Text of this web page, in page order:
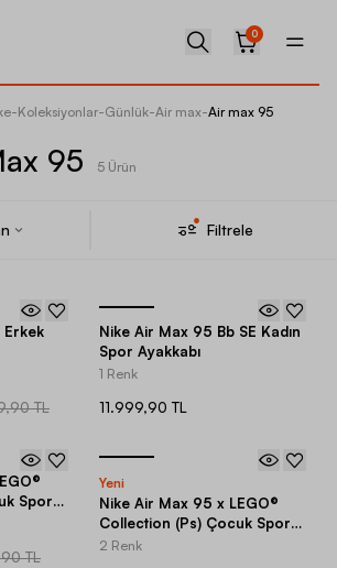
0
-Koleksiyonlar-Günlük-Air max-Air max 95
95 5 Ürün
Filtrele
Erkek
TL
Nike Air Max 95 Bb SE Kadın
Spor Ayakkabı
1 Renk
11.999,90 TL
Spor
TL
Yeni
Nike Air Max 95 x LEGO®
Collection (Ps) Çocuk Spor
Ayakkabı
2 Renk